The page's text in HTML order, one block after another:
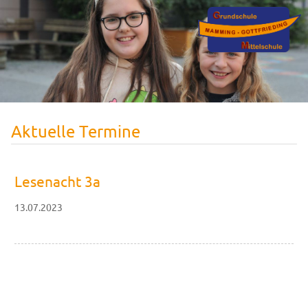
Aktuelle Termine
Lesenacht 3a
13.07.2023